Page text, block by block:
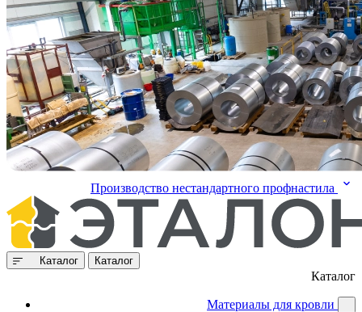
Производство нестандартного профнастила
Каталог Каталог
Каталог
Материалы для кровли